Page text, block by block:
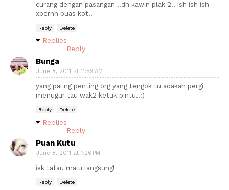
curang dengan pasangan ..dh kawin plak 2.. ish ish ish
xpernh puas kot..
Reply Delete
Replies
Reply
Bunga
June 8, 2011 at 11:59 AM
yang paling penting org yang tengok tu adakah pergi
menugur tau wak2 ketuk pintu..:)
Reply Delete
Replies
Reply
Puan Kutu
June 8, 2011 at 1:26 PM
isk tatau malu langsung!
Reply Delete